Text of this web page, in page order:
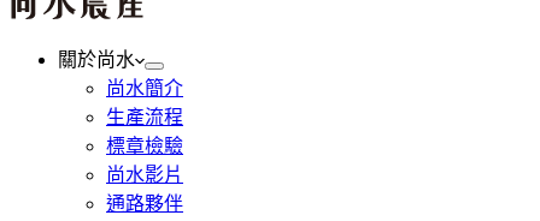
關於尚水
尚水簡介
生產流程
標章檢驗
尚水影片
通路夥伴